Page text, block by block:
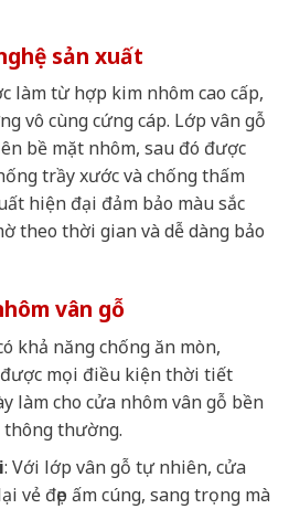
sản xuất
làm từ hợp kim nhôm cao cấp,
vô cùng cứng cáp. Lớp vân gỗ
bề mặt nhôm, sau đó được
trầy xước và chống thấm
hiện đại đảm bảo màu sắc
theo thời gian và dễ dàng bảo
vân gỗ
khả năng chống ăn mòn,
mọi điều kiện thời tiết
làm cho cửa nhôm vân gỗ bền
thông thường.
: Với lớp vân gỗ tự nhiên, cửa
vẻ đẹp ấm cúng, sang trọng mà